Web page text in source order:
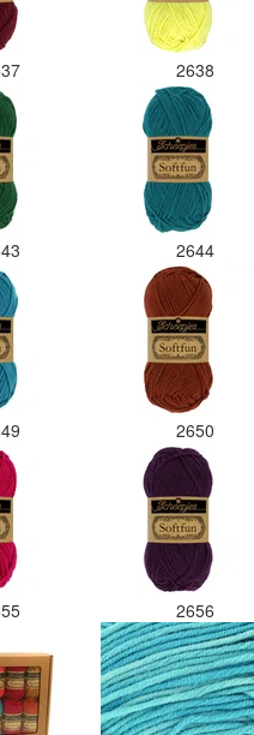
2638
2644
2650
2656